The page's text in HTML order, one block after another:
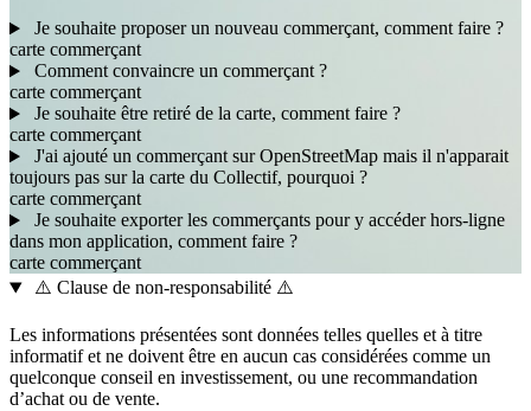
Je souhaite proposer un nouveau commerçant, comment faire ?
carte commerçant
Comment convaincre un commerçant ?
carte commerçant
Je souhaite être retiré de la carte, comment faire ?
carte commerçant
J'ai ajouté un commerçant sur OpenStreetMap mais il n'apparait
toujours pas sur la carte du Collectif, pourquoi ?
carte commerçant
Je souhaite exporter les commerçants pour y accéder hors-ligne
dans mon application, comment faire ?
carte commerçant
⚠️ Clause de non-responsabilité ⚠️
Les informations présentées sont données telles quelles et à titre
informatif et ne doivent être en aucun cas considérées comme un
quelconque conseil en investissement, ou une recommandation
d’achat ou de vente.